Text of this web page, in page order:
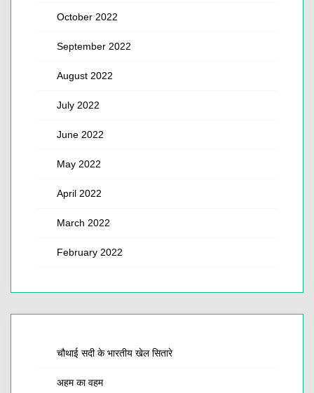
October 2022
September 2022
August 2022
July 2022
June 2022
May 2022
April 2022
March 2022
February 2022
चौथाई सदी के भारतीय खेल सितारे
अहम का वहम